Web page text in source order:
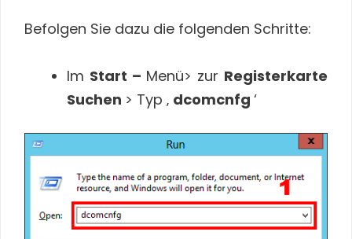
Befolgen Sie dazu die folgenden Schritte:
Im Start – Menü> zur Registerkarte
Suchen > Typ ‚ dcomcnfg ‘